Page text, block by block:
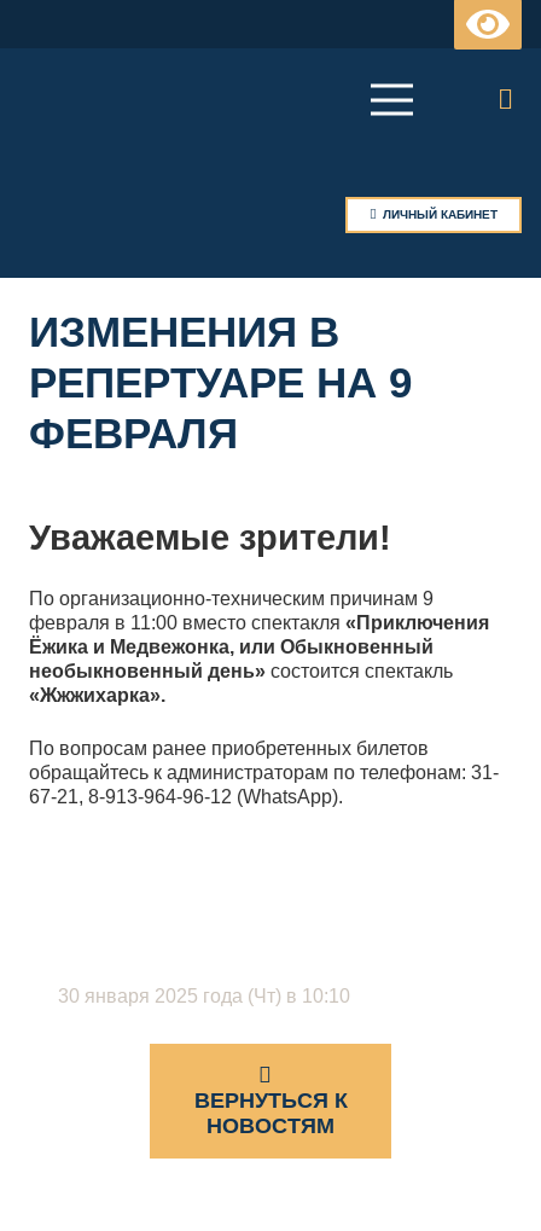
ЛИЧНЫЙ КАБИНЕТ
ИЗМЕНЕНИЯ В
РЕПЕРТУАРЕ НА 9
ФЕВРАЛЯ
Уважаемые зрители!
По организационно-техническим причинам 9
февраля в 11:00 вместо спектакля «Приключения
Ёжика и Медвежонка, или Обыкновенный
необыкновенный день» состоится спектакль
«Жжжихарка».
По вопросам ранее приобретенных билетов
обращайтесь к администраторам по телефонам: 31-
67-21, 8-913-964-96-12 (WhatsApp).
30 января 2025 года (Чт) в 10:10
ВЕРНУТЬСЯ К
НОВОСТЯМ